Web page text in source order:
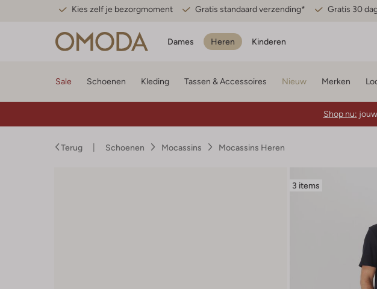
Kies zelf je bezorgmoment Gratis standaard verzending* Gratis 30
Dames Heren Kinderen
Sale Schoenen Kleding Tassen & Accessoires Nieuw Merken
Shop nu:
Terug Schoenen Mocassins Mocassins Heren
3 items